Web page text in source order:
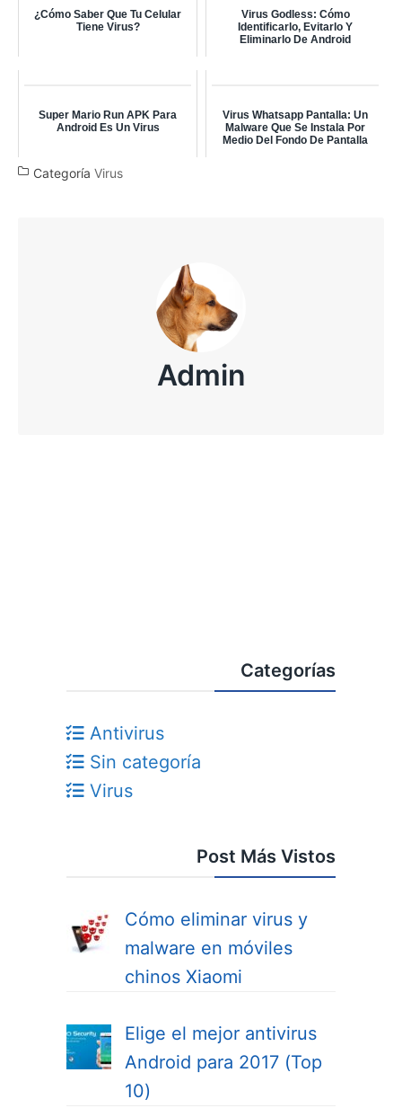
¿Cómo Saber Que Tu Celular
Tiene Virus?
Virus Godless: Cómo
Identificarlo, Evitarlo Y
Eliminarlo De Android
Super Mario Run APK Para
Android Es Un Virus
Virus Whatsapp Pantalla: Un
Malware Que Se Instala Por
Medio Del Fondo De Pantalla
Categoría Virus
Admin
Categorías
Antivirus
Sin categoría
Virus
Post Más Vistos
Cómo eliminar virus y
malware en móviles
chinos Xiaomi
Elige el mejor antivirus
Android para 2017 (Top
10)